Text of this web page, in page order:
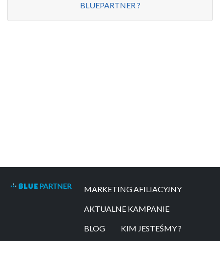
BLUEPARTNER ?
MARKETING AFILIACYJNY
AKTUALNE KAMPANIE
BLOG KIM JESTEŚMY ?